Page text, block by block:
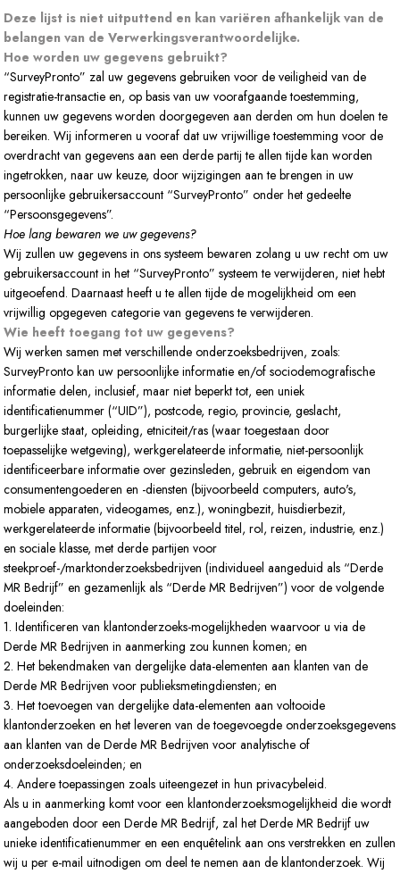
Deze lijst is niet uitputtend en kan variëren afhankelijk van de
belangen van de Verwerkingsverantwoordelijke.
Hoe worden uw gegevens gebruikt?
“SurveyPronto” zal uw gegevens gebruiken voor de veiligheid van de
registratie-transactie en, op basis van uw voorafgaande toestemming,
kunnen uw gegevens worden doorgegeven aan derden om hun doelen te
bereiken. Wij informeren u vooraf dat uw vrijwillige toestemming voor de
overdracht van gegevens aan een derde partij te allen tijde kan worden
ingetrokken, naar uw keuze, door wijzigingen aan te brengen in uw
persoonlijke gebruikersaccount “SurveyPronto” onder het gedeelte
“Persoonsgegevens”.
Hoe lang bewaren we uw gegevens?
Wij zullen uw gegevens in ons systeem bewaren zolang u uw recht om uw
gebruikersaccount in het “SurveyPronto” systeem te verwijderen, niet hebt
uitgeoefend. Daarnaast heeft u te allen tijde de mogelijkheid om een
vrijwillig opgegeven categorie van gegevens te verwijderen.
Wie heeft toegang tot uw gegevens?
Wij werken samen met verschillende onderzoeksbedrijven, zoals:
SurveyPronto kan uw persoonlijke informatie en/of sociodemografische
informatie delen, inclusief, maar niet beperkt tot, een uniek
identificatienummer (“UID”), postcode, regio, provincie, geslacht,
burgerlijke staat, opleiding, etniciteit/ras (waar toegestaan door
toepasselijke wetgeving), werkgerelateerde informatie, niet-persoonlijk
identificeerbare informatie over gezinsleden, gebruik en eigendom van
consumentengoederen en -diensten (bijvoorbeeld computers, auto's,
mobiele apparaten, videogames, enz.), woningbezit, huisdierbezit,
werkgerelateerde informatie (bijvoorbeeld titel, rol, reizen, industrie, enz.)
en sociale klasse, met derde partijen voor
steekproef-/marktonderzoeksbedrijven (individueel aangeduid als “Derde
MR Bedrijf” en gezamenlijk als “Derde MR Bedrijven”) voor de volgende
doeleinden:
1. Identificeren van klantonderzoeks-mogelijkheden waarvoor u via de
Derde MR Bedrijven in aanmerking zou kunnen komen; en
2. Het bekendmaken van dergelijke data-elementen aan klanten van de
Derde MR Bedrijven voor publieksmetingdiensten; en
3. Het toevoegen van dergelijke data-elementen aan voltooide
klantonderzoeken en het leveren van de toegevoegde onderzoeksgegevens
aan klanten van de Derde MR Bedrijven voor analytische of
onderzoeksdoeleinden; en
4. Andere toepassingen zoals uiteengezet in hun privacybeleid.
Als u in aanmerking komt voor een klantonderzoeksmogelijkheid die wordt
aangeboden door een Derde MR Bedrijf, zal het Derde MR Bedrijf uw
unieke identificatienummer en een enquêtelink aan ons verstrekken en zullen
wij u per e-mail uitnodigen om deel te nemen aan de klantonderzoek. Wij